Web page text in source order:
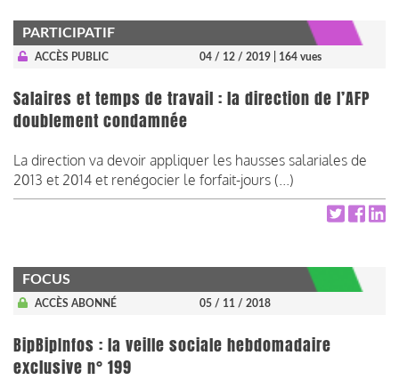
PARTICIPATIF
ACCÈS PUBLIC 04 / 12 / 2019 | 164 vues
Salaires et temps de travail : la direction de l’AFP
doublement condamnée
La direction va devoir appliquer les hausses salariales de
2013 et 2014 et renégocier le forfait-jours (...)
FOCUS
ACCÈS ABONNÉ 05 / 11 / 2018
BipBipInfos : la veille sociale hebdomadaire
exclusive n° 199